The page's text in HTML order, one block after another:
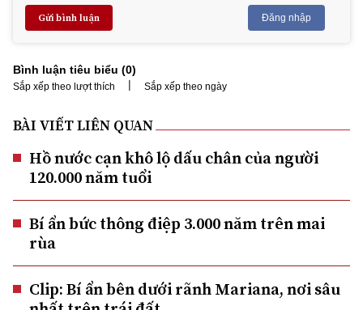
Gửi bình luận Đăng nhập
Bình luận tiêu biểu (0)
Sắp xếp theo lượt thích | Sắp xếp theo ngày
BÀI VIẾT LIÊN QUAN
Hồ nước cạn khô lộ dấu chân của người
120.000 năm tuổi
Bí ẩn bức thông điệp 3.000 năm trên mai
rùa
Clip: Bí ẩn bên dưới rãnh Mariana, nơi sâu